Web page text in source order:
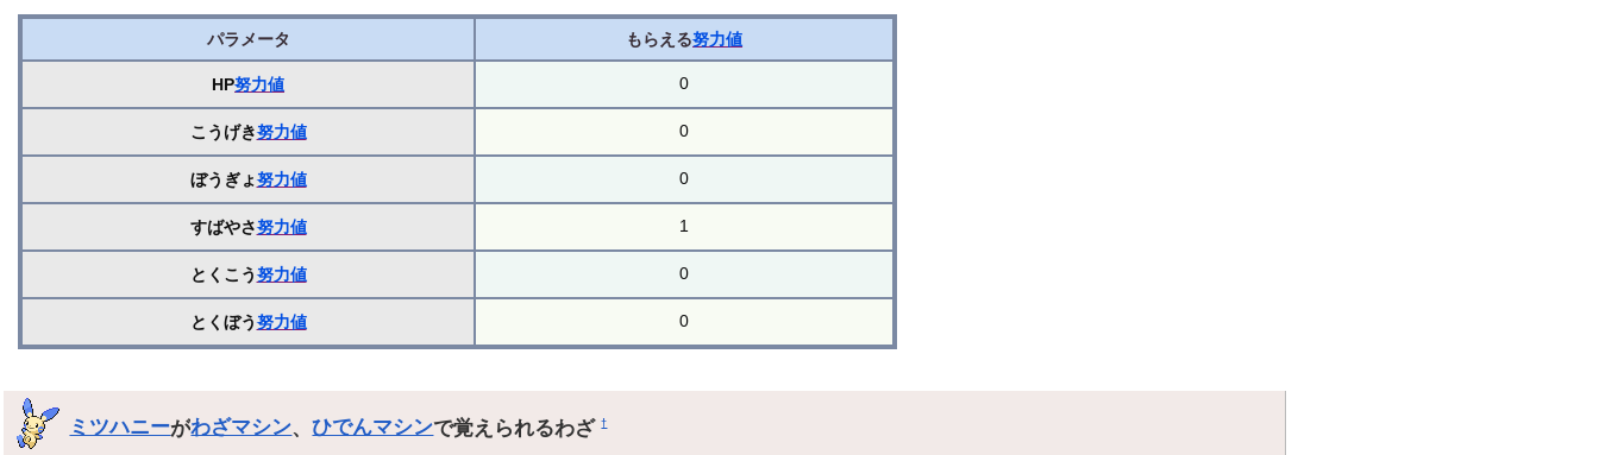
パラメータ もらえる努力値
HP努力値 0
こうげき努力値 0
ぼうぎょ努力値 0
すばやさ努力値 1
とくこう努力値 0
とくぼう努力値 0
ミツハニーがわざマシン、ひでんマシンで覚えられるわざ†